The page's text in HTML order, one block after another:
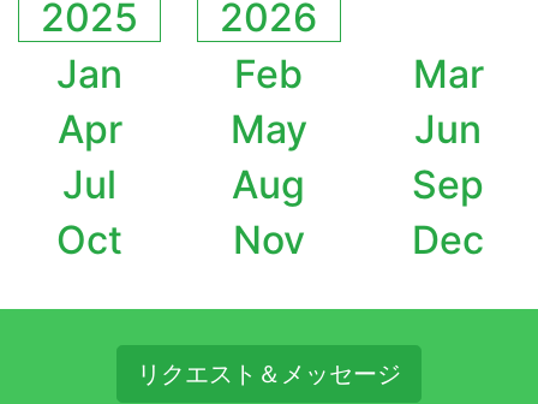
2025
2026
Jan
Feb
Mar
Apr
May
Jun
Jul
Aug
Sep
Oct
Nov Dec
リクエスト＆メッセージ